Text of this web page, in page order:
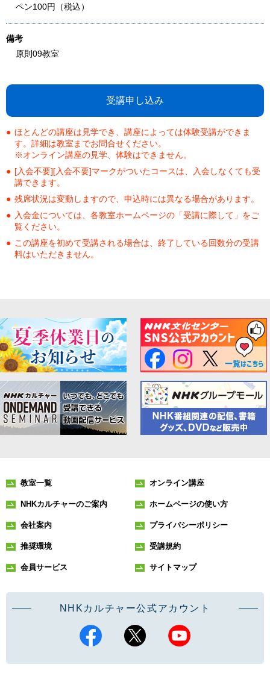
ペン100円（税込）
備考
原則09教室
受講申し込み
ほとんどの講座は見学でき、講座によっては体験受講ができま
す。詳細は教室までお問合せください。
※オンライン講座の見学、体験はできません。
[入会不要][入会不要]マークがついたコースは、入会しなくても受
講できます。
残席状況は変動しますので、申込時には異なる場合があります。
入会金については、各教室ホームページの「受講に際して」をご
覧ください。
この講座を初めて受講される場合は、終了している回数分の受講
料はいただきません。
教室一覧 オンライン講座
NHKカルチャーのご案内 ホームページの使い方
会社案内 プライバシーポリシー
推奨環境 受講規約
会員サービス サイトマップ
NHKカルチャー公式アカウント